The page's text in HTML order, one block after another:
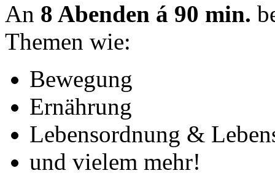
An 8 Abenden á 90 min.
Themen wie:
Bewegung
Ernährung
Lebensordnung &
und vielem mehr!